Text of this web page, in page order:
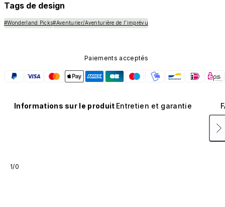
Tags de design
#Wonderland Picks#Aventurier/Aventurière de l’imprévu
Paiements acceptés
Informations sur le produit Entretien et garantie
1/0